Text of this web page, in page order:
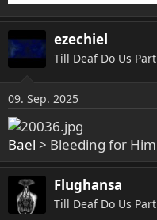
ezechiel
Till Deaf Do Us Part
09. Sep. 2025
Bael > Bleeding for Him
Flughansa
Till Deaf Do Us Part